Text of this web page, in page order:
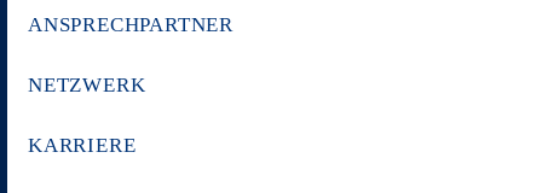
ANSPRECHPARTNER
NETZWERK
KARRIERE